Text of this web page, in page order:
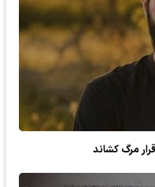
مرگ کشاند